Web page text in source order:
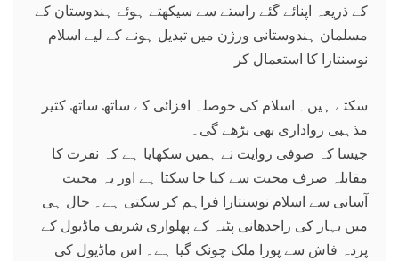
کے ذریعہ اپنائے گئے راستے سے سیکھتے ہوئے ہندوستان کے
مسلمان ہندوستانی ورژن میں تبدیل ہونے کے لیے اسلام
نوسنتارا کا استعمال کر
سکتے ہیں۔ اسلام کی حوصلہ افزائی کے ساتھ ساتھ کثیر
مذہبی رواداری بھی بڑھے گی۔
جیسا کہ صوفی روایت نے ہمیں سکھایا ہے کہ نفرت کا
مقابلہ صرف محبت سے کیا جا سکتا ہے اور یہ محبت
آسانی سے اسلام نوسنتارا فراہم کر سکتی ہے۔ حال ہی
میں بہار کی راجدھانی پٹنہ کے پھلواری شریف ماڈیول کے
پردہ فاش سے پورا ملک چونک گیا ہے۔ اس ماڈیول کی